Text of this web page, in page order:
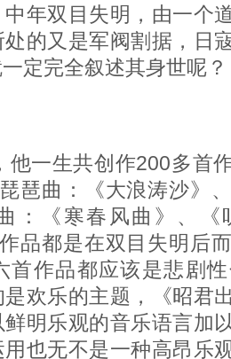
年双目失明，由一个
的又是军阀割据，日
定完全叙述其身世呢？
他一生共创作200多首
琶曲：《大浪涛沙》
：《寒春风曲》、《
品都是在双目失明后
首作品都应该是悲剧
是欢乐的主题，《昭君
明乐观的音乐语言加
用也无不是一种高昂